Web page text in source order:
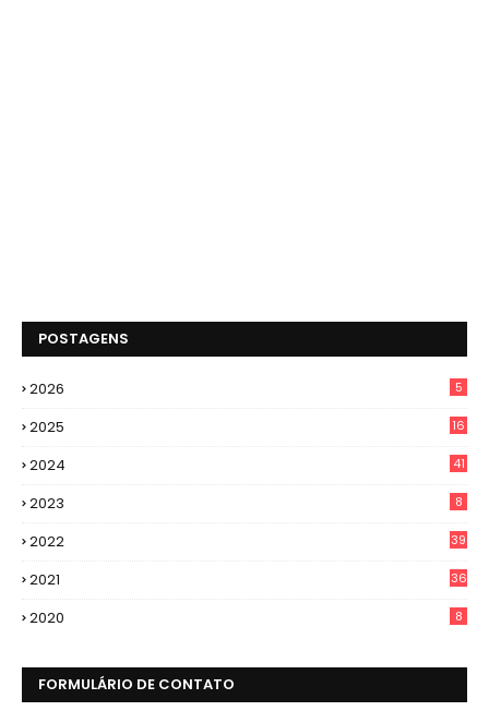
POSTAGENS
2026 5
2025 16
2024 41
2023 8
2022 39
2021 36
2020 8
FORMULÁRIO DE CONTATO